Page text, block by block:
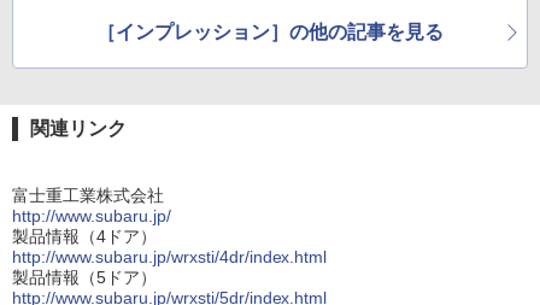
［インプレッション］の他の記事を見る
関連リンク
富士重工業株式会社
http://www.subaru.jp/
製品情報（4ドア）
http://www.subaru.jp/wrxsti/4dr/index.html
製品情報（5ドア）
http://www.subaru.jp/wrxsti/5dr/index.html